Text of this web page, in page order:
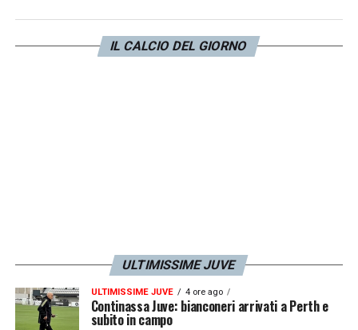
Simeone: Perin blocca.
78′ TIRO DI NJIE! – Conclusione pericolosa
del calciatore del Torino, palla respinta con
i pugni da Perin.
IL CALCIO DEL GIORNO
ULTIMISSIME JUVE
ULTIMISSIME JUVE 4 ore ago
Continassa Juve: bianconeri arrivati a Perth e
subito in campo